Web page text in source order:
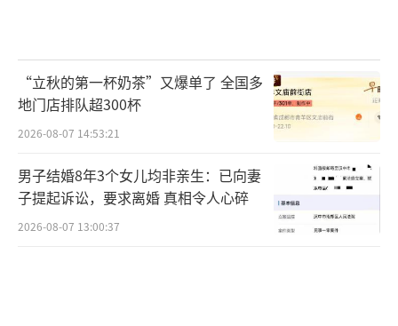
“立秋的第一杯奶茶”又爆单了 全国多
地门店排队超300杯
2026-08-07 14:53:21
男子结婚8年3个女儿均非亲生：已向妻
子提起诉讼，要求离婚 真相令人心碎
2026-08-07 13:00:37